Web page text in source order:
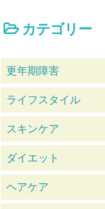
カテゴリー
更年期障害
ライフスタイル
スキンケア
ダイエット
ヘアケア